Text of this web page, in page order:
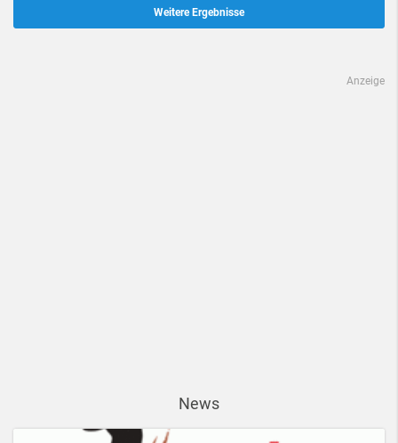
Weitere Ergebnisse
Anzeige
News